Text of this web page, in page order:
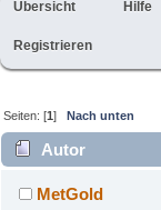
Übersicht Hilfe
Registrieren
Seiten: [1]Nach unten
Autor
mal)
MetGold